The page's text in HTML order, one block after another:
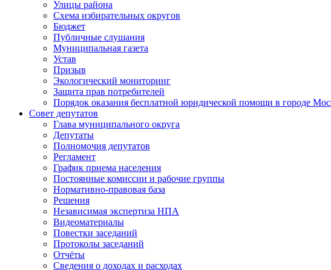
Улицы района
Схема избирательных округов
Бюджет
Публичные слушания
Муниципальная газета
Устав
Призыв
Экологический мониторинг
Защита прав потребителей
Порядок оказания бесплатной юридической помощи в городе
Совет депутатов
Глава муниципального округа
Депутаты
Полномочия депутатов
Регламент
График приема населения
Постоянные комиссии и рабочие группы
Нормативно-правовая база
Решения
Независимая экспертиза НПА
Видеоматериалы
Повестки заседаний
Протоколы заседаний
Отчёты
Сведения о доходах и расходах